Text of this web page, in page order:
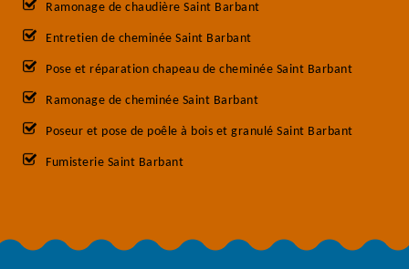
Ramonage de chaudière Saint Barbant
Entretien de cheminée Saint Barbant
Pose et réparation chapeau de cheminée Saint Barbant
Ramonage de cheminée Saint Barbant
Poseur et pose de poêle à bois et granulé Saint Barbant
Fumisterie Saint Barbant